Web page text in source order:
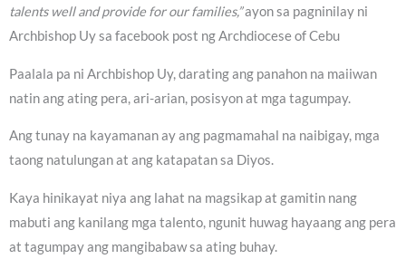
talents well and provide for our families,”ayon sa pagninilay ni
Archbishop Uy sa facebook post ng Archdiocese of Cebu
Paalala pa ni Archbishop Uy, darating ang panahon na maiiwan
natin ang ating pera, ari-arian, posisyon at mga tagumpay.
Ang tunay na kayamanan ay ang pagmamahal na naibigay, mga
taong natulungan at ang katapatan sa Diyos.
Kaya hinikayat niya ang lahat na magsikap at gamitin nang
mabuti ang kanilang mga talento, ngunit huwag hayaang ang pera
at tagumpay ang mangibabaw sa ating buhay.